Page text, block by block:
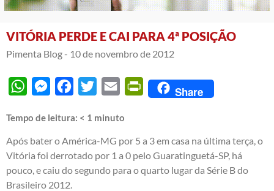
VITÓRIA PERDE E CAI PARA 4ª POSIÇÃO
Pimenta Blog - 10 de novembro de 2012
WhatsAppMessengerFacebook
Twitter Email PrintFriendly
Share
Tempo de leitura: < 1 minuto
Após bater o América-MG por 5 a 3 em casa na última terça, o
Vitória foi derrotado por 1 a 0 pelo Guaratinguetá-SP, há
pouco, e caiu do segundo para o quarto lugar da Série B do
Brasileiro 2012.